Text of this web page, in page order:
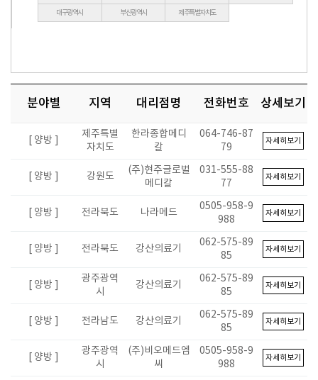
대구광역시 부산광역시 제주특별자치도
분야별 지역 대리점명 전화번호 상세보기
[ 양방 ]
제주특별
자치도
한라종합메디
칼
064-746-87
79
자세히보기
[ 양방 ] 강원도
(주)현주글로벌
메디칼
031-555-88
77
자세히보기
[ 양방 ] 전라북도 나라메드
0505-958-9
988
자세히보기
[ 양방 ] 전라북도 강산의료기
062-575-89
85
자세히보기
[ 양방 ]
광주광역
시
강산의료기
062-575-89
85
자세히보기
[ 양방 ] 전라남도 강산의료기
062-575-89
85
자세히보기
[ 양방 ]
광주광역
시
(주)비오메드엠
씨
0505-958-9
988
자세히보기